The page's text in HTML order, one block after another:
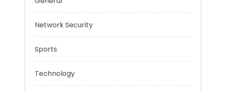
General
Network Security